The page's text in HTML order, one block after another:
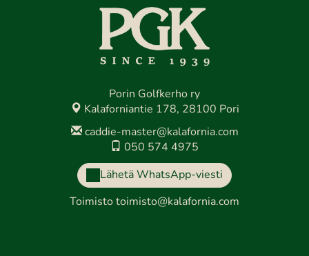
Porin Golfkerho ry
Kalaforniantie 178, 28100 Pori
caddie-master@kalafornia.com
050 574 4975
Lähetä WhatsApp-viesti
Toimisto toimisto@kalafornia.com